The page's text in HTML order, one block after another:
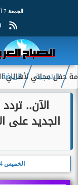
الجمعة 7 أغسطس 2026
لأهالي
الرئيسية الرياضة
الخميس